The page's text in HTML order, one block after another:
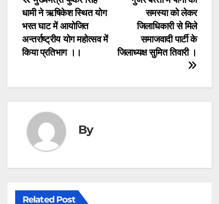
b
o
o
k
A
p
p
a
m
navigation
समस्या को लेकर
जिलाधिकारी से मिले
समाजवादी पार्टी के
जिलाध्यक्ष सुमित तिवारी ।
धामी ने ऋषिकेश स्थित योग
भरत घाट में आयोजित
अन्तर्राष्ट्रीय योग महोत्सव में
किया प्रतिभाग ।।
By
Related Post